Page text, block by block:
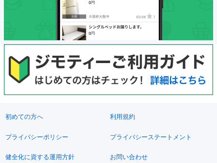
初めての方へ 利用規約
プライバシーポリシー プライバシーステートメント
健全化に資する運用方針 お問い合わせ